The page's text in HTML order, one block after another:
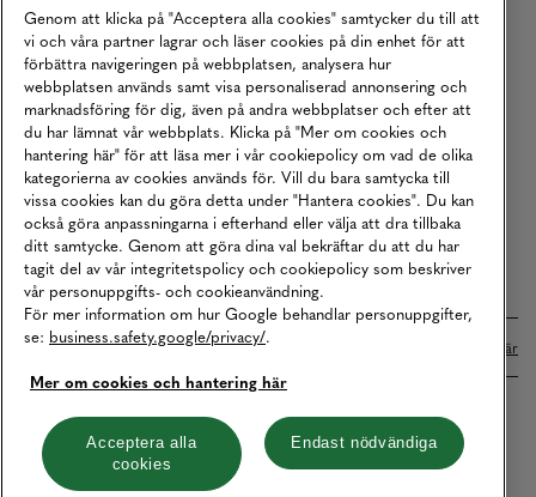
Köpvillkor
Karriär
Vårt Ansvar
Våra Tjänster
Press
Studentrabatt
B2B
Tillgänglighetsredogörelse
Betalningar online sköts i samarbete med Klarna. Läs mer här
Cookies Integritetspolicy
Hantera cookies
Genom att klicka på "Acceptera alla cookies" samtycker du till att
vi och våra partner lagrar och läser cookies på din enhet för att
förbättra navigeringen på webbplatsen, analysera hur
webbplatsen används samt visa personaliserad annonsering och
marknadsföring för dig, även på andra webbplatser och efter att
du har lämnat vår webbplats. Klicka på "Mer om cookies och
hantering här" för att läsa mer i vår cookiepolicy om vad de olika
kategorierna av cookies används för. Vill du bara samtycka till
vissa cookies kan du göra detta under "Hantera cookies". Du kan
också göra anpassningarna i efterhand eller välja att dra tillbaka
ditt samtycke. Genom att göra dina val bekräftar du att du har
tagit del av vår integritetspolicy och cookiepolicy som beskriver
vår personuppgifts- och cookieanvändning.
För mer information om hur Google behandlar personuppgifter,
se: business.safety.google/privacy/.
Mer om cookies och hantering här
Acceptera alla
cookies
Endast nödvändiga